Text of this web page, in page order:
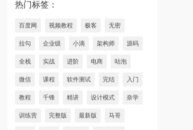
热门标签：
百度网 视频教程 极客 无密
拉勾 企业级 小滴 架构师 源码
全栈 实战 进阶 电商 咕泡
微信 课程 软件测试 完结 入门
教程 千锋 精讲 设计模式 奈学
训练营 完整版 最新版 马哥